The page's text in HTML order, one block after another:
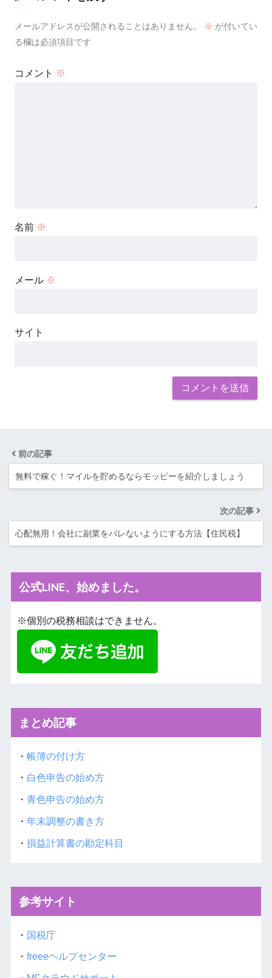
メールアドレスが公開されることはありません。 ※ が付いてい
る欄は必須項目です
コメント ※
名前 ※
メール ※
サイト
前の記事
無料で稼ぐ！マイルを貯めるならモッピーを紹介しましょう
次の記事
心配無用！会社に副業をバレないようにする方法【住民税】
公式LINE、始めました。
※個別の税務相談はできません。
まとめ記事
・ 帳簿の付け方
・ 白色申告の始め方
・ 青色申告の始め方
・ 年末調整の書き方
・ 損益計算書の勘定科目
参考サイト
・ 国税庁
・ freeeヘルプセンター